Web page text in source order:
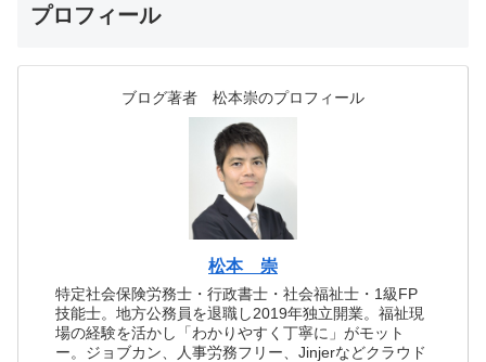
プロフィール
ブログ著者 松本崇のプロフィール
松本 崇
特定社会保険労務士・行政書士・社会福祉士・1級FP
技能士。地方公務員を退職し2019年独立開業。福祉現
場の経験を活かし「わかりやすく丁寧に」がモット
ー。ジョブカン、人事労務フリー、Jinjerなどクラウド